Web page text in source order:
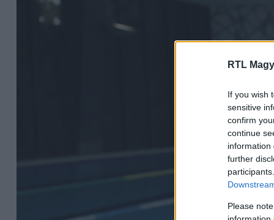
RTL
If you wish
sensitive
confirm
continue
information
further
Please